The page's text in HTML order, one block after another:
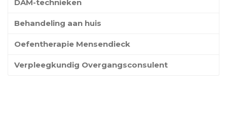
DAM-technieken
Behandeling aan huis
Oefentherapie Mensendieck
Verpleegkundig Overgangsconsulent